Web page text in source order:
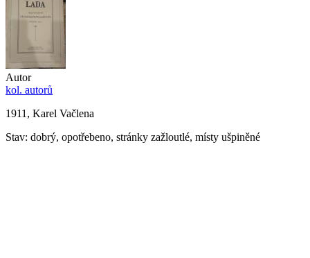
Autor
kol. autorů
1911, Karel Vačlena
Stav: dobrý, opotřebeno, stránky zažloutlé, místy ušpiněné